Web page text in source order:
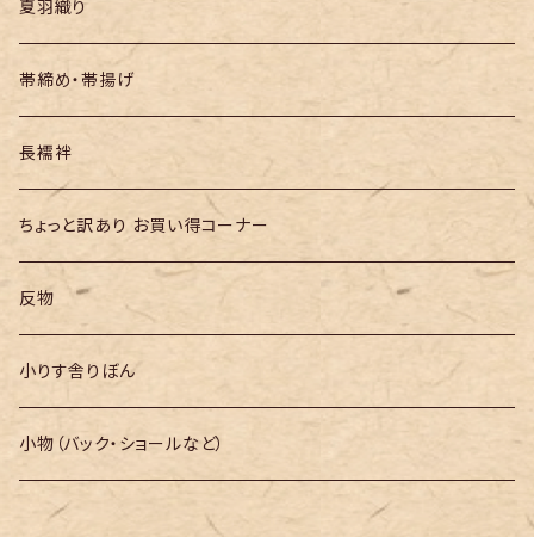
夏羽織り
帯締め・帯揚げ
長襦袢
ちょっと訳あり お買い得コーナー
反物
小りす舎りぼん
小物（バック・ショールなど）